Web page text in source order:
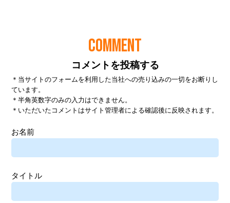
COMMENT
コメントを投稿する
＊当サイトのフォームを利用した当社への売り込みの一切をお断りし
ています。
＊半角英数字のみの入力はできません。
＊いただいたコメントはサイト管理者による確認後に反映されます。
お名前
タイトル